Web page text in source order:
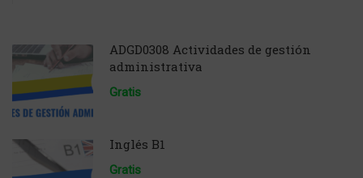
ADGD0308 Actividades de gestión
administrativa
Gratis
Inglés B1
Gratis